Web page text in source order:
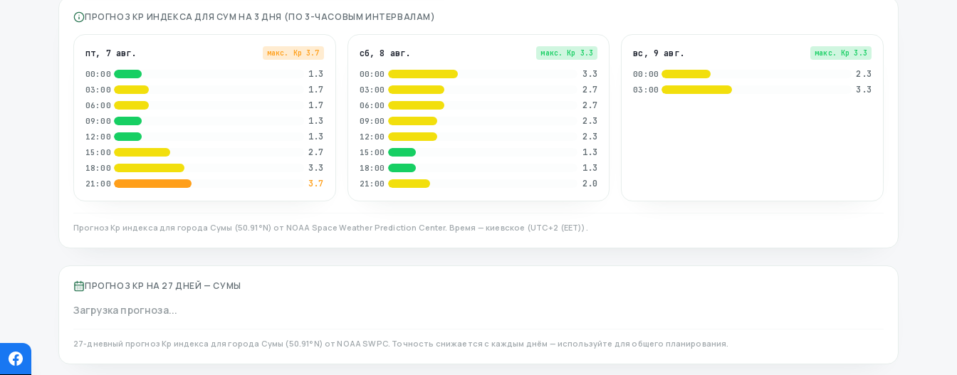
ПРОГНОЗ KP ИНДЕКСА ДЛЯ СУМ НА 3 ДНЯ (ПО 3-ЧАСОВЫМ ИНТЕРВАЛАМ)
пт, 7 авг. макс. Kp 3.7
00:00 1.3
03:00 1.7
06:00 1.7
09:00 1.3
12:00 1.3
15:00 2.7
18:00 3.3
21:00 3.7
сб, 8 авг. макс. Kp 3.3
00:00 3.3
03:00 2.7
06:00 2.7
09:00 2.3
12:00 2.3
15:00 1.3
18:00 1.3
21:00 2.0
вс, 9 авг. макс. Kp 3.3
00:00 2.3
03:00 3.3
Прогноз Kp индекса для города Сумы (50.91 °N) от NOAA Space Weather Prediction Center. Время — киевское (UTC+2 (EET)).
ПРОГНОЗ KP НА 27 ДНЕЙ — СУМЫ
Загрузка прогноза...
27-дневный прогноз Kp индекса для города Сумы (50.91°N) от NOAA SWPC. Точность снижается с каждым днём — используйте для общего планирования.